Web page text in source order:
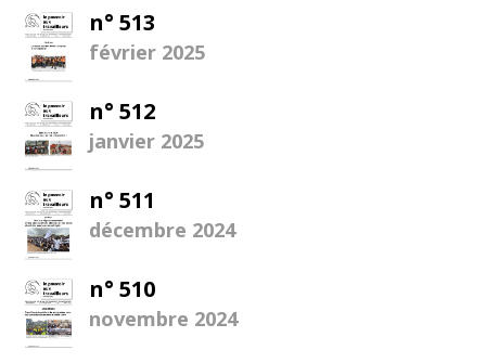
n° 513
février 2025
n° 512
janvier 2025
n° 511
décembre 2024
n° 510
novembre 2024